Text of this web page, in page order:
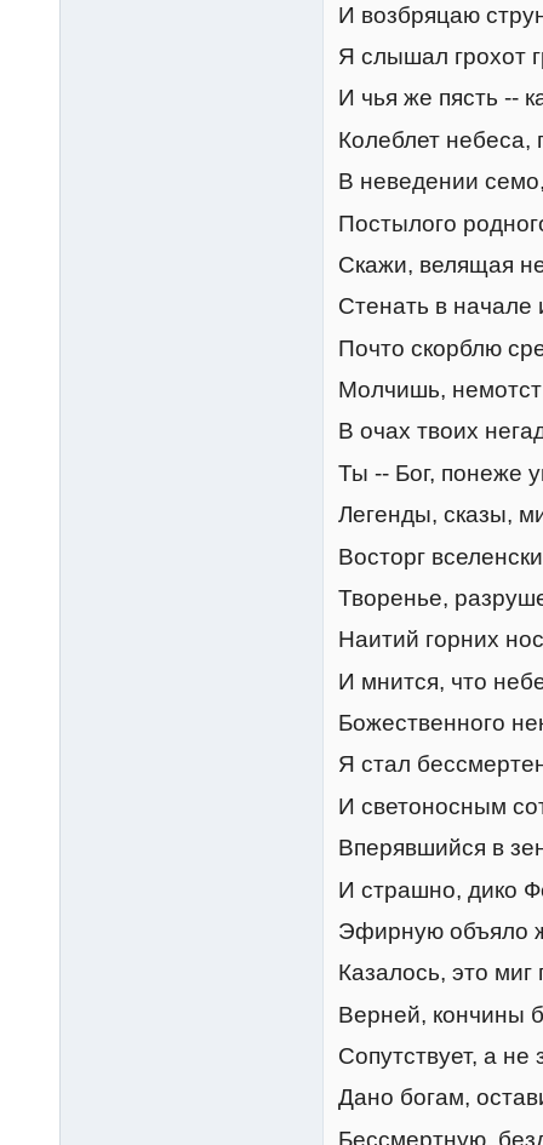
И возбряцаю
Я слышал грохот
И чья же пясть --
Колеблет небеса,
В неведении
Постылого
Скажи, велящая
Стенать в начале
Почто скорблю
Молчишь,
В очах твоих
Ты -- Бог, понеже
Легенды, сказы,
Восторг
Творенье,
Наитий горних
И мнится, что
Божественного
Я стал
И светоносным
Вперявшийся в
И страшно, дико
Эфирную объяло
Казалось, это
Верней, кончины
Сопутствует, а не
Дано богам,
Бессмертную,